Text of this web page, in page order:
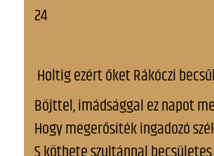
24
Holtig ezért őket Rákóczi
Böjttel, imádsággal ez napot
Hogy megerősíték ingadozó